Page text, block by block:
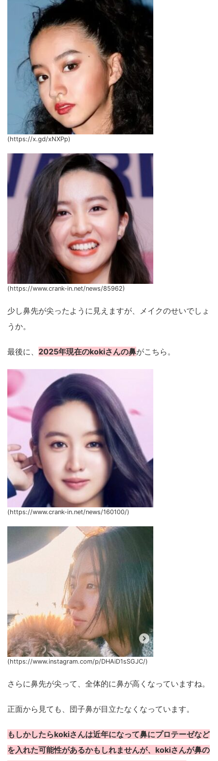
(https://x.gd/xNXPp)
(https://www.crank-in.net/news/85962)
少し鼻先が尖ったように見えますが、メイクのせいでしょ
うか。
最後に、 2025年現在のkokiさんの鼻がこちら。
(https://www.crank-in.net/news/160100/)
(https://www.instagram.com/p/DHAiD1sSGJC/)
さらに鼻先が尖って、全体的に鼻が高くなっていますね。
正面から見ても、団子鼻が目立たなくなっています。
もしかしたらkokiさんは近年になって鼻にプロテーゼなど
を入れた可能性があるかもしれませんが、kokiさんが鼻の